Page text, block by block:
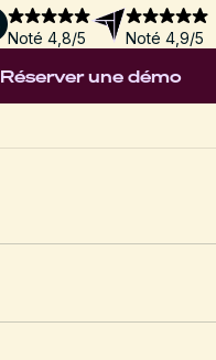
Noté 4,8/5 Noté 4,9/5
Réserver une démo